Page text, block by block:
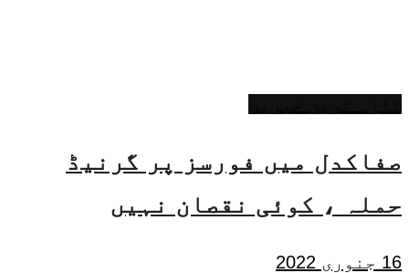
صفاکدل میں فورسز پر گرنیڈ
حملہ ، کوئی نقصان نہیں
16 جنوری 2022